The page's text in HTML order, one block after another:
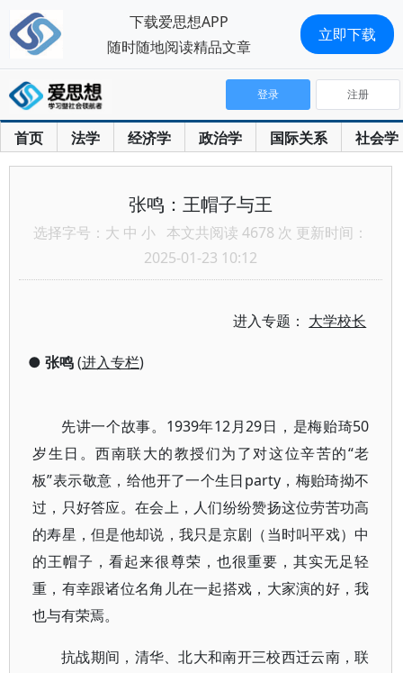
首页 法学 经济学 政治学 国际关系 社会学
登录 注册
张鸣：王帽子与王
选择字号： 大 中 小 本文共阅读 4678 次 更新时间：
2025-01-23 10:12
进入专题： 大学校长
● 张鸣(进入专栏)
先讲一个故事。1939年12月29日，是梅贻琦50
岁生日。西南联大的教授们为了对这位辛苦的“老
板”表示敬意，给他开了一个生日party，梅贻琦拗不
过，只好答应。在会上，人们纷纷赞扬这位劳苦功高
的寿星，但是他却说，我只是京剧（当时叫平戏）中
的王帽子，看起来很尊荣，也很重要，其实无足轻
重，有幸跟诸位名角儿在一起搭戏，大家演的好，我
也与有荣焉。
抗战期间，清华、北大和南开三校西迁云南，联
下载爱思想APP
随时随地阅读精品文章
立即下载